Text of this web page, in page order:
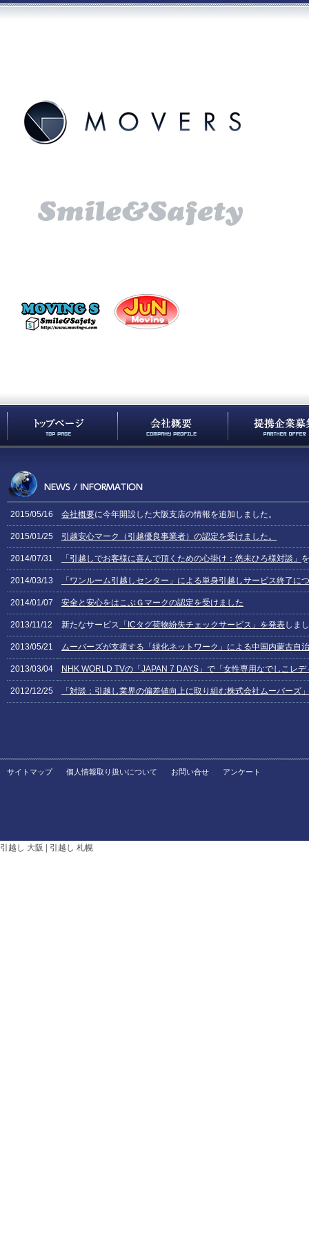
2015/05/16 会社概要に今年開設した大阪支店の情報を追加しました。
2015/01/25 引越安心マーク（引越優良事業者）の認定を受けました。
2014/07/31 「引越しでお客様に喜んで頂くための心掛け：悠未ひろ様対談」
2014/03/13 「ワンルーム引越しセンター」による単身引越しサービス終了に
2014/01/07 安全と安心をはこぶＧマークの認定を受けました
2013/11/12 新たなサービス 「ICタグ荷物紛失チェックサービス」を発表しま
2013/05/21 ムーバーズが支援する「緑化ネットワーク」による中国内蒙古自
2013/03/04 NHK WORLD TVの「JAPAN 7 DAYS」で「女性専用なでしこレ
2012/12/25 「対談：引越し業界の偏差値向上に取り組む株式会社ムーバーズ」
サイトマップ 個人情報取り扱いについて お問い合せ アンケート
引越し 大阪 引越し 札幌